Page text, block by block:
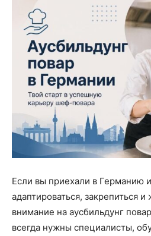
Если вы приехали в Германию
адаптироваться, закрепиться
внимание на аусбильдунг
всегда нужны специалисты,